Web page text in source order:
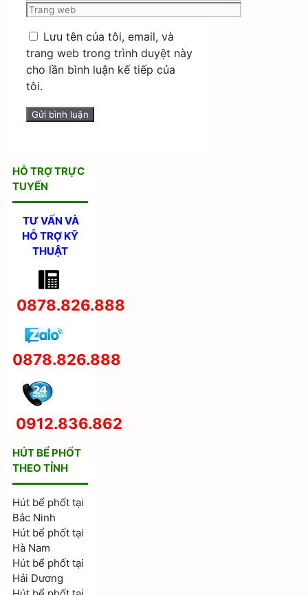
Trang
Lưu tên của tôi, email, và
trang web trong trình duyệt này
cho lần bình luận kế tiếp của
tôi.
HỖ TRỢ TRỰC
TUYẾN
TƯ VẤN VÀ
HỖ TRỢ KỸ
THUẬT
0878.826.888
0878.826.888
0912.836.862
HÚT BỂ PHỐT
THEO TỈNH
Hút bể phốt tại
Bắc Ninh
Hút bể phốt tại
Hà Nam
Hút bể phốt tại
Hải Dương